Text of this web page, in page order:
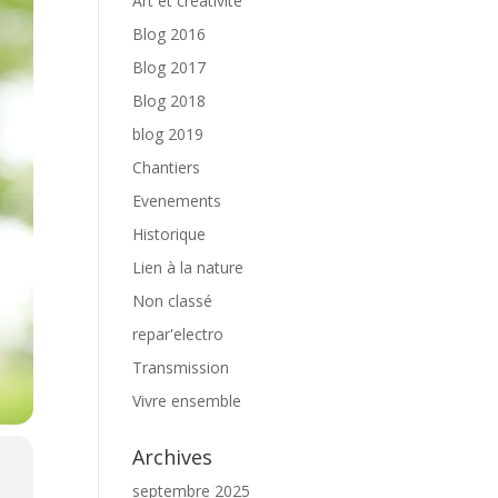
Blog 2016
Blog 2017
Blog 2018
blog 2019
Chantiers
Evenements
Historique
Lien à la nature
Non classé
repar'electro
Transmission
Vivre ensemble
Archives
septembre 2025